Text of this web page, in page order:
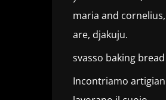
maria and
are, djakuju.
svasso baking
Incontriamo